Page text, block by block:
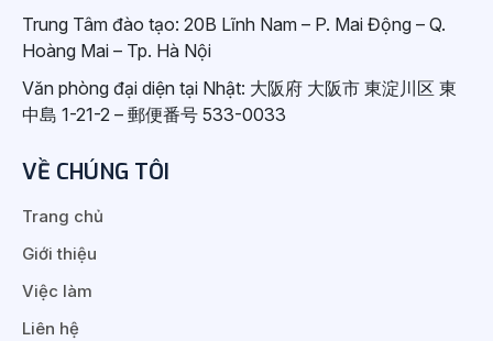
Trung Tâm đào tạo: 20B Lĩnh Nam – P. Mai Động – Q.
Hoàng Mai – Tp. Hà Nội
Văn phòng đại diện tại Nhật: 大阪府 大阪市 東淀川区 東
中島 1-21-2 – 郵便番号 533-0033
VỀ CHÚNG TÔI
Trang chủ
Giới thiệu
Việc làm
Liên hệ